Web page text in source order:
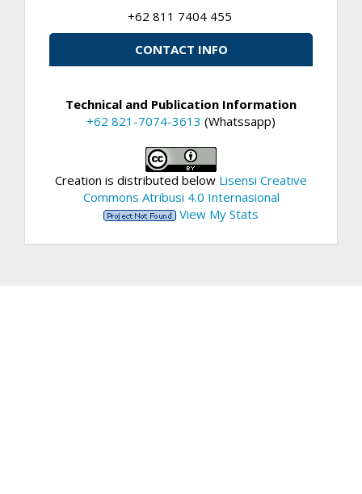
+62 811 7404 455
CONTACT INFO
Technical and Publication Information
+62 821-7074-3613 (Whatssapp)
Creation is distributed below Lisensi Creative
Commons Atribusi 4.0 Internasional
View My Stats